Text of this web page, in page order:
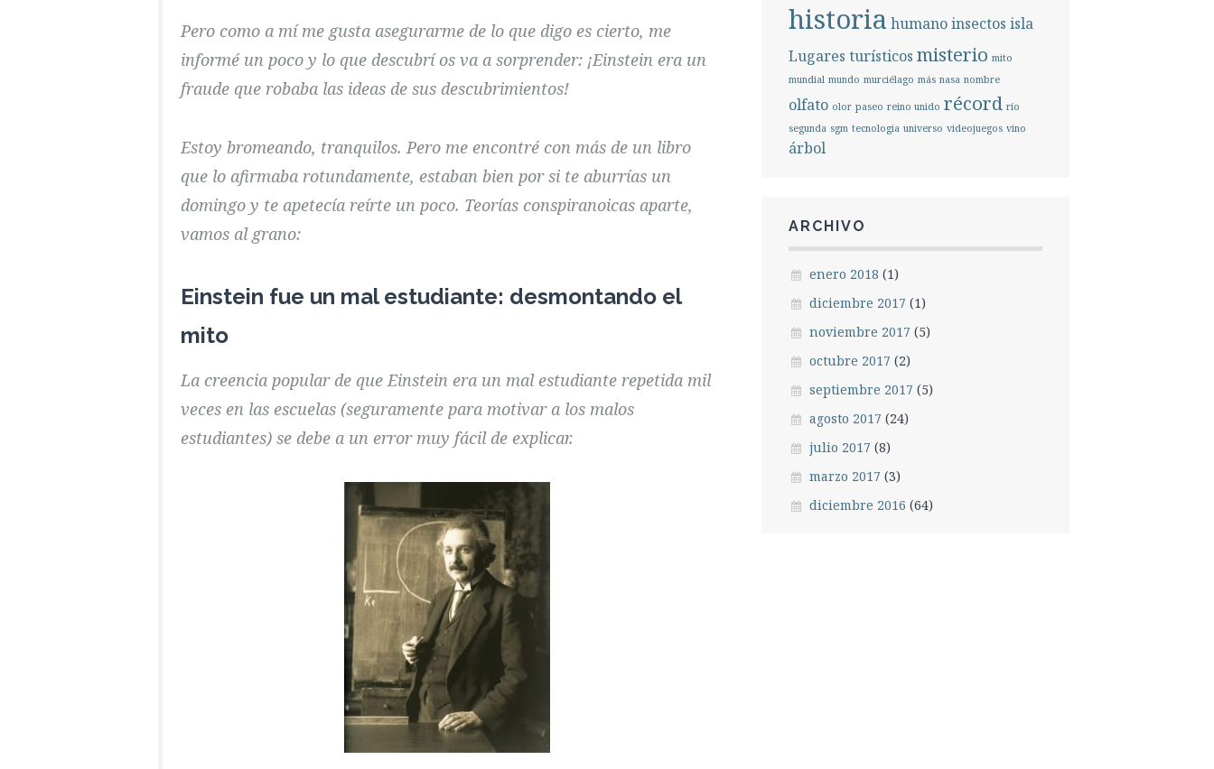
Pero como a mí me gusta asegurarme de lo que digo es cierto, me
informé un poco y lo que descubrí os va a sorprender: ¡Einstein era un
fraude que robaba las ideas de sus descubrimientos!
Estoy bromeando, tranquilos. Pero me encontré con más de un libro
que lo afirmaba rotundamente, estaban bien por si te aburrías un
domingo y te apetecía reírte un poco. Teorías conspiranoicas aparte,
vamos al grano:
Einstein fue un mal estudiante: desmontando el
mito
La creencia popular de que Einstein era un mal estudiante repetida mil
veces en las escuelas (seguramente para motivar a los malos
estudiantes) se debe a un error muy fácil de explicar.
historia humanoinsectos isla
Lugares turísticos misterio mito
mundial mundo murciélago más nasa nombre
olfato olor paseo reino unido récord río
segunda sgm tecnologia universo videojuegos vino
árbol
ARCHIVO
enero 2018 (1)
diciembre 2017 (1)
noviembre 2017 (5)
octubre 2017 (2)
septiembre 2017 (5)
agosto 2017 (24)
julio 2017 (8)
marzo 2017 (3)
diciembre 2016 (64)